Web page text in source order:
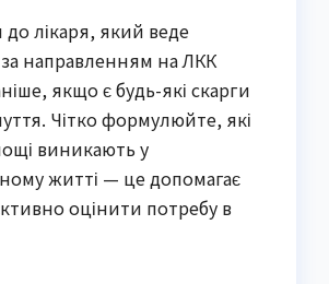
до лікаря, який веде
за направленням на ЛКК
якщо є будь-які скарги
Чітко формулюйте, які
виникають у
житті — це допомагає
оцінити потребу в